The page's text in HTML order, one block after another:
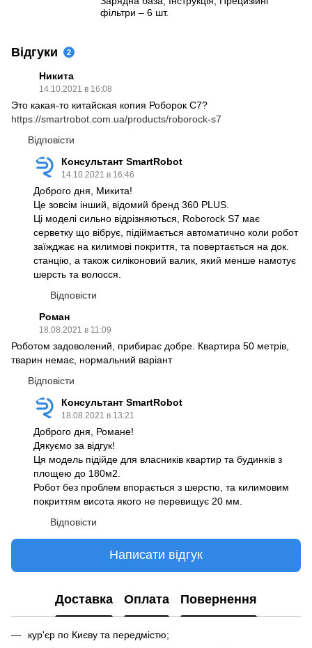
фільтри – 6 шт.
Відгуки 2
Никита
14.10.2021 в 16:08
Это какая-то китайская копия Роборок С7?
https://smartrobot.com.ua/products/roborock-s7
Відповісти
Консультант SmartRobot
14.10.2021 в 16:46
Доброго дня, Микита!
Це зовсім інший, відомий бренд 360 PLUS.
Ці моделі сильно відрізняються, Roborock S7 має
серветку що вібрує, підіймається автоматично коли робот
заїжджає на килимові покриття, та повертається на док.
станцію, а також силіконовий валик, який менше намотує
шерсть та волосся.
Відповісти
Роман
18.08.2021 в 11:09
Роботом задоволений, прибирає добре. Квартира 50 метрів,
тварин немає, нормальний варіант
Відповісти
Консультант SmartRobot
18.08.2021 в 13:21
Доброго дня, Романе!
Дякуємо за відгук!
Ця модель підійде для власників квартир та будинків з
площею до 180м2.
Робот без проблем впорається з шерстю, та килимовим
покриттям висота якого не перевищує 20 мм.
Відповісти
Написати відгук
Доставка Оплата Повернення
кур'єр по Києву та передмістю;